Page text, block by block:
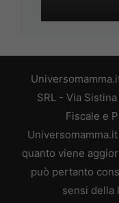
SRL - Via
Fiscale e
quanto viene
può pertanto
sensi della